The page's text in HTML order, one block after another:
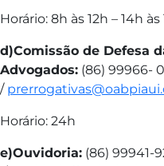
Horário: 8h às 12h – 14h às
d)Comissão de Defesa
Advogados: (86) 99966-
/
Horário: 24h
e)Ouvidoria: (86) 99941-